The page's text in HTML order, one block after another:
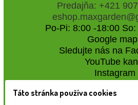
Predajňa: +421
Po-Pi: 8:00 -18:00
Google
Sledujte nás na
YouTube
Instagram
Naše záhradné
Táto stránka používa cookies